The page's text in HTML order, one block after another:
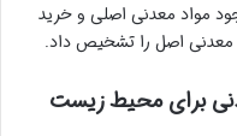
مواد معدنی اصلی و خرید
معدنی اصل را تشخیص داد.
برای محیط زیست